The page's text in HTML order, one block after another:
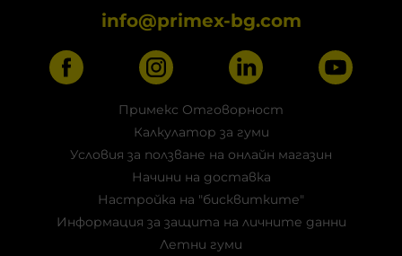
info@primex-bg.com
Примекс Отговорност
Калкулатор за гуми
Условия за ползване на онлайн магазин
Начини на доставка
Настройка на "бисквитките"
Информация за защита на личните данни
Летни гуми